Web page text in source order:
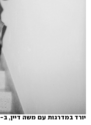
יורד במדרגות עם משה דיין, ב-1953